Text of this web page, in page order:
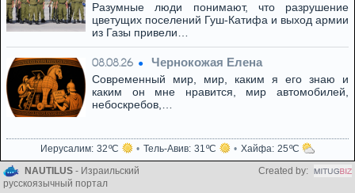
Разумные люди понимают, что разрушение
цветущих поселений Гуш-Катифа и выход армии
из Газы привели…
08.08.26 Чернокожая Елена
Современный мир, мир, каким я его знаю и
каким он мне нравится, мир автомобилей,
небоскребов,…
Иерусалим 32 Тель-Авив 31 Хайфа 25
NAUTILUS - Израильский
русскоязычный портал
Created by: